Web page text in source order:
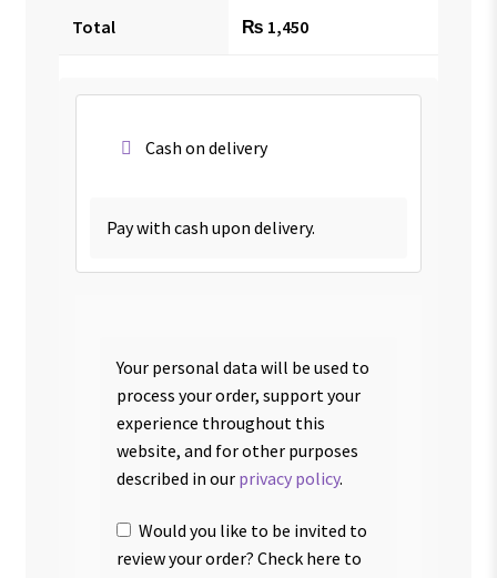
Total ₨ 1,450
Cash on delivery
Pay with cash upon delivery.
Your personal data will be used to
process your order, support your
experience throughout this
website, and for other purposes
described in our privacy policy.
Would you like to be invited to
review your order? Check here to